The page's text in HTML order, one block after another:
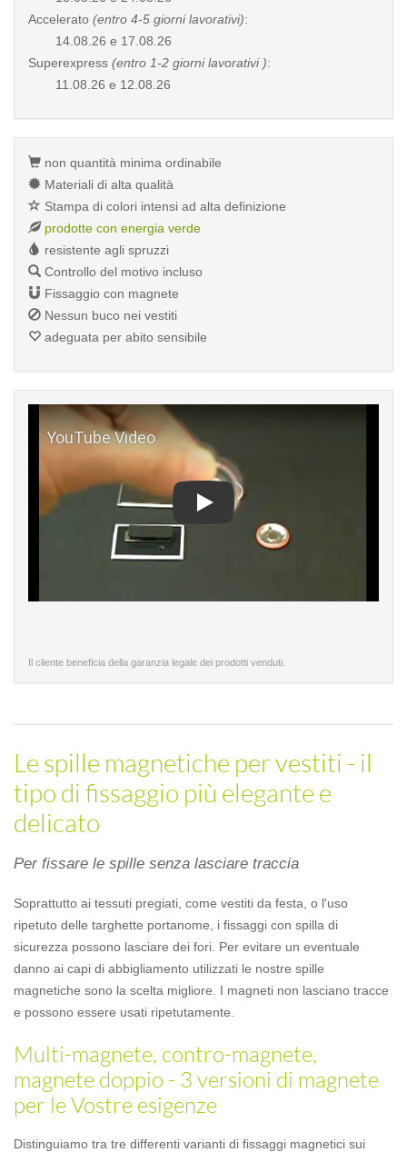
Accelerato (entro 4-5 giorni lavorativi):
14.08.26 e 17.08.26
Superexpress (entro 1-2 giorni lavorativi ):
11.08.26 e 12.08.26
non quantità minima ordinabile
Materiali di alta qualità
Stampa di colori intensi ad alta definizione
prodotte con energia verde
resistente agli spruzzi
Controllo del motivo incluso
Fissaggio con magnete
Nessun buco nei vestiti
adeguata per abito sensibile
Il cliente beneficia della garanzia legale dei prodotti venduti.
Le spille magnetiche per vestiti - il
tipo di fissaggio più elegante e
delicato
Per fissare le spille senza lasciare traccia
Soprattutto ai tessuti pregiati, come vestiti da festa, o l'uso
ripetuto delle targhette portanome, i fissaggi con spilla di
sicurezza possono lasciare dei fori. Per evitare un eventuale
danno ai capi di abbigliamento utilizzati le nostre spille
magnetiche sono la scelta migliore. I magneti non lasciano tracce
e possono essere usati ripetutamente.
Multi-magnete, contro-magnete,
magnete doppio - 3 versioni di magnete
per le Vostre esigenze
Distinguiamo tra tre differenti varianti di fissaggi magnetici sui